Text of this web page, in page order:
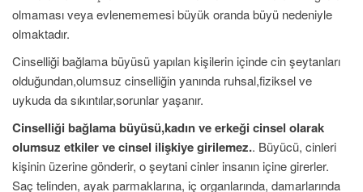
olmaması veya evlenememesi büyük oranda büyü nedeniyle
olmaktadır.
Cinselliği bağlama büyüsü yapılan kişilerin içinde cin şeytanları
olduğundan,olumsuz cinselliğin yanında ruhsal,fiziksel ve
uykuda da sıkıntılar,sorunlar yaşanır.
Cinselliği bağlama büyüsü,kadın ve erkeği cinsel olarak
olumsuz etkilerve cinsel ilişkiye girilemez.. Büyücü, cinleri
kişinin üzerine gönderir, o şeytani cinler insanın içine girerler.
Saç telinden, ayak parmaklarına, iç organlarında, damarlarında